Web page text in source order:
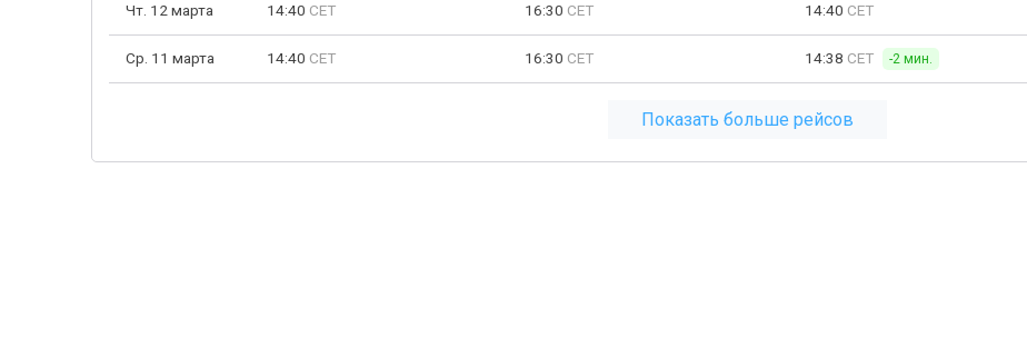
Чт. 12 марта 14:40 CET 16:30 CET 14:40 CET
Ср. 11 марта 14:40 CET 16:30 CET 14:38 CET -2 мин.
Показать больше рейсов